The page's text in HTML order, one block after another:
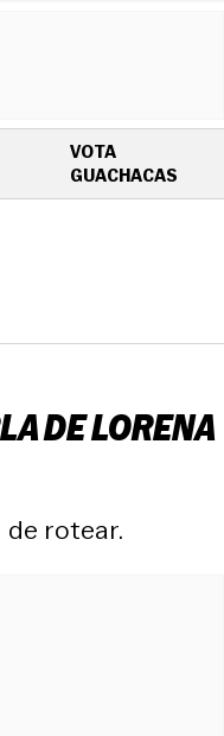
WINDOW
VOTA
GUACHACAS
DE LORENA
de rotear.